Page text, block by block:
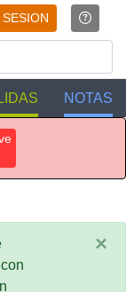
NOTAS
×